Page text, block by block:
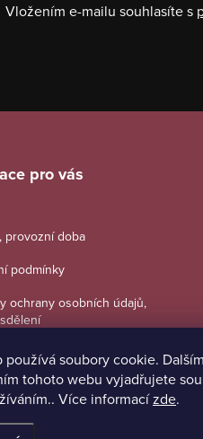
používá soubory cookie. Dalším
tohoto webu vyjadřujete
Více informacízde.
Vložením e-mailu souhlasíte s
pro vás
provozní doba
podmínky
ochrany osobních údajů,